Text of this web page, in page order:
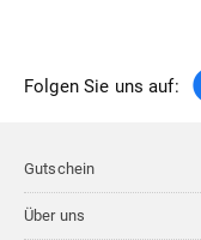
Folgen Sie uns auf:
Gutschein
Über uns